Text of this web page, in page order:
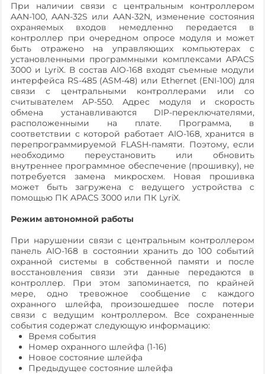
При наличии связи с центральным контроллером
AAN-100, AAN-32S или AAN-32N, изменение состояния
охраняемых входов немедленно передается в
контроллер при очередном опросе модуля и может
быть отражено на управляющих компьютерах с
установленными программными комплексами APACS
3000 и LyriX. В состав AIO-168 входят съемные модули
интерфейса RS-485 (ASM-48) или Ethernet (ENI-100) для
связи с центральными контроллерами или со
считывателем AP-550. Адрес модуля и скорость
обмена устанавливаются DIP-переключателями,
расположенными на плате. Программа, в
соответствии с которой работает AIO-168, хранится в
перепрограммируемой FLASH-памяти. Поэтому, если
необходимо переустановить или обновить
внутреннее программное обеспечение (прошивку), не
потребуется замена микросхем. Новая прошивка
может быть загружена с ведущего устройства с
помощью ПК APACS 3000 или ПК LyriX.
Режим автономной работы
При нарушении связи с центральным контроллером
панель AIO-168 в состоянии хранить до 100 событий
охранной системы в собственной памяти и после
восстановления связи эти данные передаются в
контроллер. При этом запоминается, по крайней
мере, одно тревожное сообщение с каждого
охранного шлейфа, произошедшее после потери
связи с ведущим контроллером. Все сохраненные
события содержат следующую информацию:
Время события
Номер охранного шлейфа (1-16)
Новое состояние шлейфа
Предыдущее состояние шлейфа